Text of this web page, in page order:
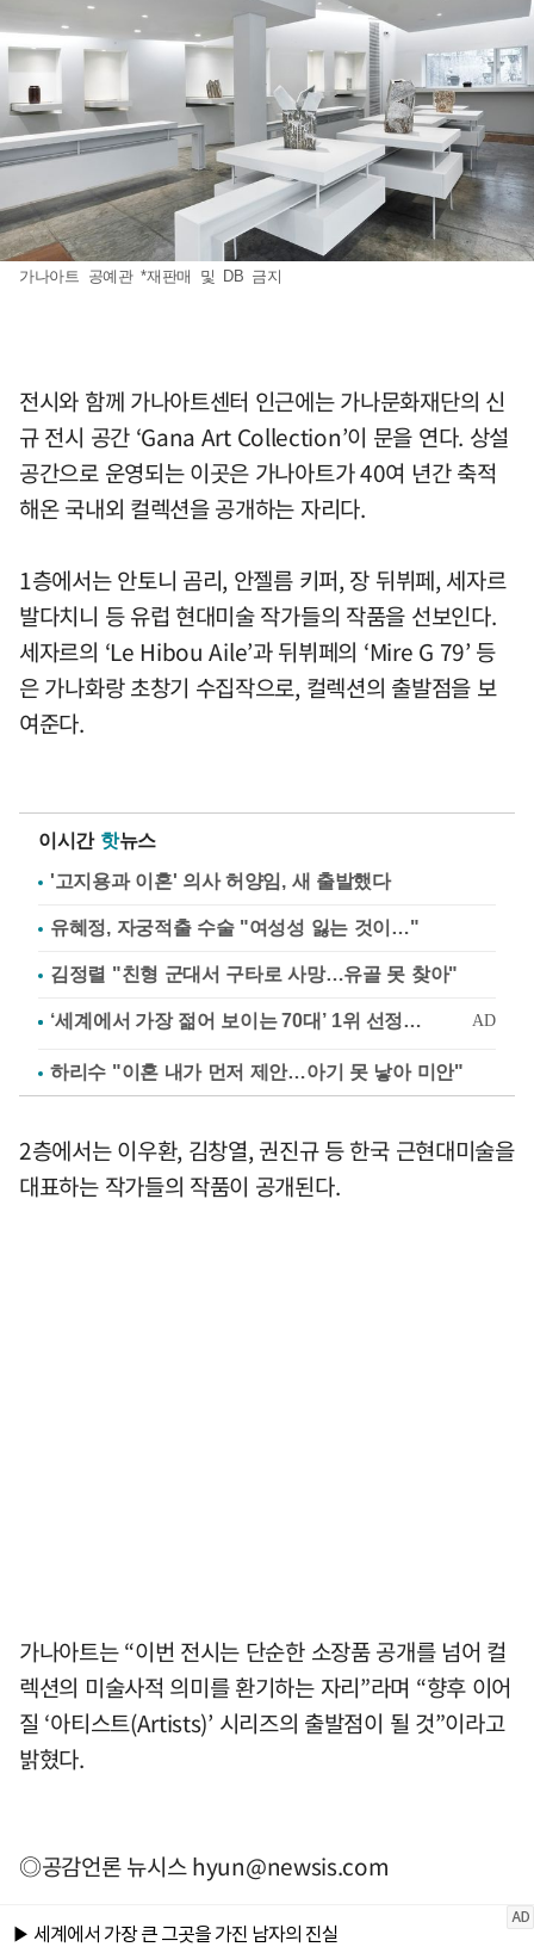
가나아트 공예관 *재판매 및 DB 금지
전시와 함께 가나아트센터 인근에는 가나문화재단의 신
규 전시 공간 ‘Gana Art Collection’이 문을 연다. 상설
공간으로 운영되는 이곳은 가나아트가 40여 년간 축적
해온 국내외 컬렉션을 공개하는 자리다.
1층에서는 안토니 곰리, 안젤름 키퍼, 장 뒤뷔페, 세자르
발다치니 등 유럽 현대미술 작가들의 작품을 선보인다.
세자르의 ‘Le Hibou Aile’과 뒤뷔페의 ‘Mire G 79’ 등
은 가나화랑 초창기 수집작으로, 컬렉션의 출발점을 보
여준다.
이시간 핫뉴스
'고지용과 이혼' 의사 허양임, 새 출발했다
유혜정, 자궁적출 수술 "여성성 잃는 것이…"
김정렬 "친형 군대서 구타로 사망…유골 못 찾아"
하리수 "이혼 내가 먼저 제안…아기 못 낳아 미안"
2층에서는 이우환, 김창열, 권진규 등 한국 근현대미술을
대표하는 작가들의 작품이 공개된다.
가나아트는 “이번 전시는 단순한 소장품 공개를 넘어 컬
렉션의 미술사적 의미를 환기하는 자리”라며 “향후 이어
질 ‘아티스트(Artists)’ 시리즈의 출발점이 될 것”이라고
밝혔다.
◎공감언론 뉴시스hyun@newsis.com